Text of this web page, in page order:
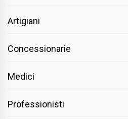
Artigiani
Concessionarie
Medici
Professionisti